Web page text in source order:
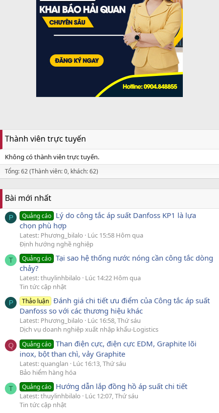
Thành viên trực tuyến
Không có thành viên trực tuyến.
Tổng: 62 (Thành viên: 0, khách: 62)
Bài mới nhất
P Quảng cáo Lý do công tắc áp suất Danfoss KP1 là lựa
chọn phù hợp
Latest: Phương_bilalo
Lúc 15:58 Hôm qua
Định hướng nghề nghiệp
T Quảng cáo Tại sao hệ thống nước nóng cần công tắc dòng
chảy?
Latest: thuylinhbilalo
Lúc 14:22 Hôm qua
Tin tức cập nhật
P Thảo luận Đánh giá chi tiết ưu điểm của Công tắc áp suất
Danfoss so với các thương hiệu khác
Latest: Phương_bilalo
Lúc 16:58, Thứ sáu
Dịch vụ doanh nghiệp xuất nhập khẩu-Logistics
Q Quảng cáo Than điện cực, điện cực EDM, Graphite lõi
inox, bột than chì, vảy Graphite
Latest: quanglan
Lúc 16:13, Thứ sáu
Bảo hiểm hàng hóa
T Quảng cáo Hướng dẫn lắp đồng hồ áp suất chi tiết
Latest: thuylinhbilalo
Lúc 12:07, Thứ sáu
Tin tức cập nhật